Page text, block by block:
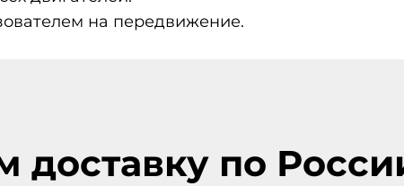
на передвижение.
доставку по